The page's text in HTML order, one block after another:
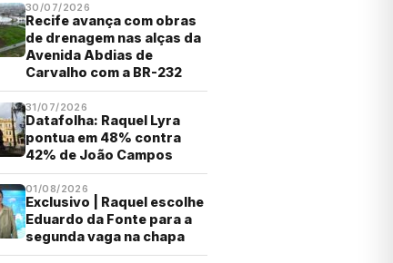
30/07/2026
Recife avança com obras
de drenagem nas alças da
Avenida Abdias de
Carvalho com a BR-232
31/07/2026
Datafolha: Raquel Lyra
pontua em 48% contra
42% de João Campos
01/08/2026
Exclusivo | Raquel escolhe
Eduardo da Fonte para a
segunda vaga na chapa